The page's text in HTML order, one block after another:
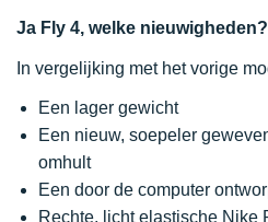
Ja Fly 4, welke nieuwigheden?
In vergelijking met het vorige
Een lager gewicht
Een nieuw, soepeler
omhult
Een door de computer
Rechte, licht elastische Nike